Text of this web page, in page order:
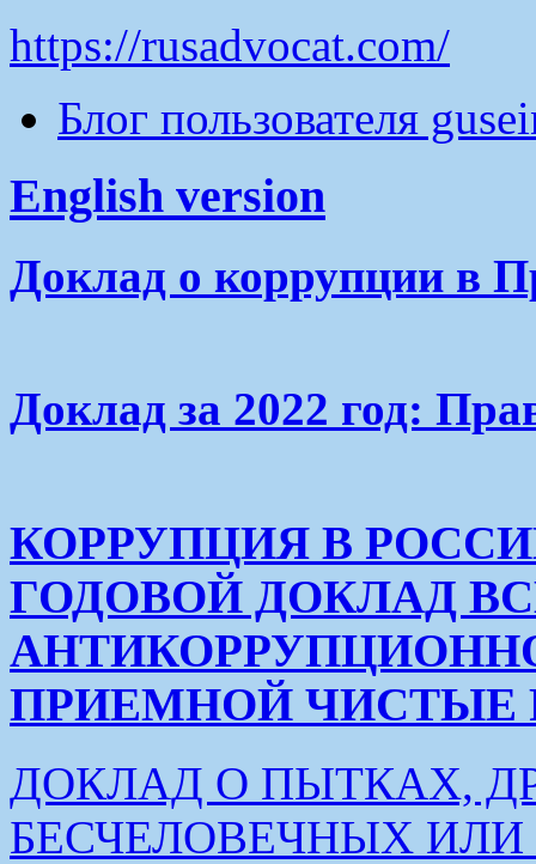
https://rusadvocat.com/
Блог пользователя
English version
Доклад о коррупции в
Доклад за 2022 год:
КОРРУПЦИЯ В
ГОДОВОЙ ДОКЛАД
ПРИЕМНОЙ ЧИСТЫЕ
ДОКЛАД О ПЫТКАХ,
БЕСЧЕЛОВЕЧНЫХ